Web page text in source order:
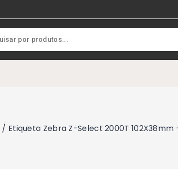
/ Etiqueta Zebra Z-Select 2000T